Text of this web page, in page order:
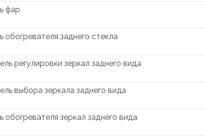
фар
обогревателя заднего стекла
регулировки зеркал заднего вида
выбора зеркала заднего вида
обогревателя зеркал заднего вида